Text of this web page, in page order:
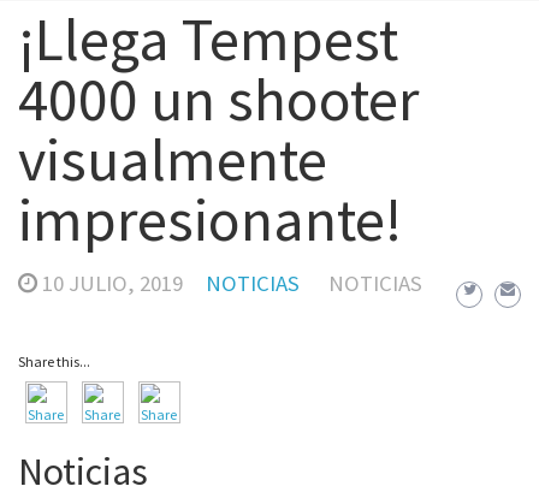
¡Llega Tempest
4000 un shooter
visualmente
impresionante!
10 JULIO, 2019 NOTICIAS NOTICIAS
Share this...
Noticias